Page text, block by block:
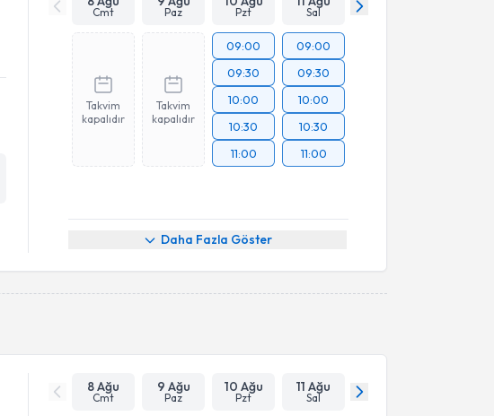
Cmt Paz Pzt Sal
Takvim
kapalıdır
Takvim
kapalıdır
09:00
09:30
10:00
10:30
11:00
09:00
09:30
10:00
10:30
11:00
Daha Fazla Göster
8 Ağu
Cmt
9 Ağu
Paz
10 Ağu
Pzt
11 Ağu
Sal